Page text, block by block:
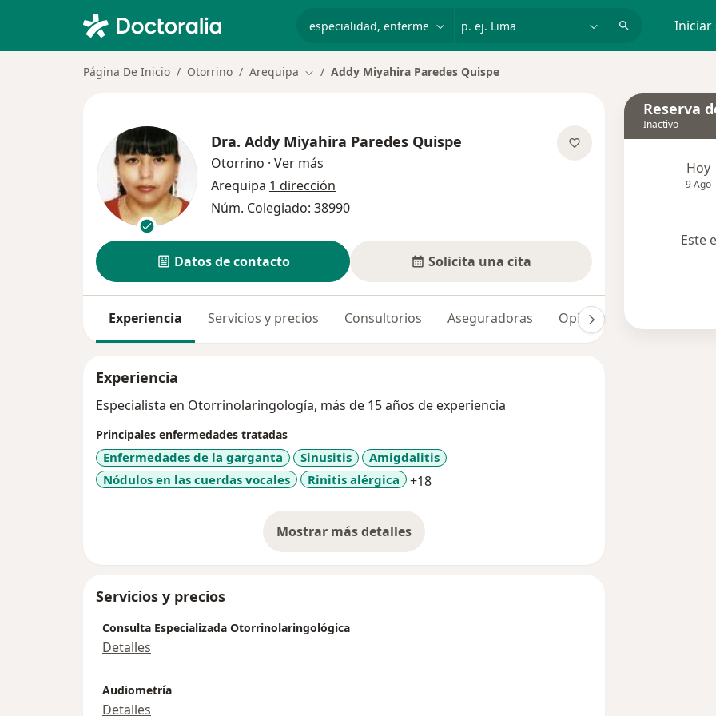
Iniciar
Página De Inicio Otorrino Arequipa Cambiar de ciudad
Addy Miyahira Paredes Quispe
Dra. Addy Miyahira Paredes Quispe
Otorrino · Ver más
Arequipa 1 dirección
Núm. Colegiado: 38990
Datos de contacto Solicita una cita
Experiencia Servicios y precios Consultorios Aseguradoras Opiniones
Experiencia
Especialista en Otorrinolaringología, más de 15 años de experiencia
Principales enfermedades tratadas
Enfermedades de la garganta Sinusitis
Amigdalitis
Nódulos en las cuerdas vocales
Rinitis alérgica +18a11y_sr_more_diseases
Mostrar más detalles
sobre la experiencia
Servicios y precios
Consulta Especializada Otorrinolaringológica
Detalles
Audiometría
Detalles
Reserva
Inactivo
Hoy
9 Ago
Este